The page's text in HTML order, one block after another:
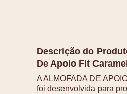
Descrição do
De Apoio Fit
A ALMOFADA DE
foi desenvolvida para